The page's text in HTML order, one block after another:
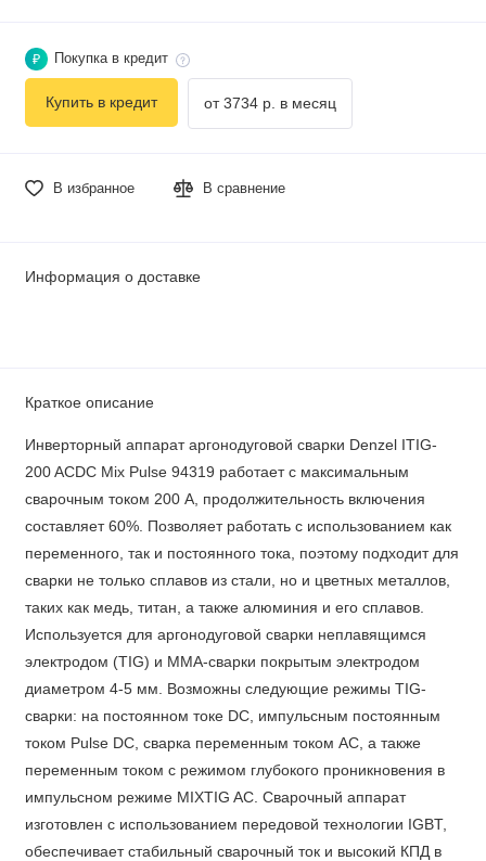
В избранное В сравнение
₽ Покупка в кредит
Купить в кредит от 3734 р. в месяц
Информация о доставке
Краткое описание
Инверторный аппарат аргонодуговой сварки Denzel ITIG-
200 ACDC Mix Pulse 94319 работает с максимальным
сварочным током 200 А, продолжительность включения
составляет 60%. Позволяет работать с использованием как
переменного, так и постоянного тока, поэтому подходит для
сварки не только сплавов из стали, но и цветных металлов,
таких как медь, титан, а также алюминия и его сплавов.
Используется для аргонодуговой сварки неплавящимся
электродом (TIG) и MMA-сварки покрытым электродом
диаметром 4-5 мм. Возможны следующие режимы TIG-
сварки: на постоянном токе DC, импульсным постоянным
током Pulse DC, сварка переменным током AC, а также
переменным током с режимом глубокого проникновения в
импульсном режиме MIXTIG AC. Сварочный аппарат
изготовлен с использованием передовой технологии IGBT,
обеспечивает стабильный сварочный ток и высокий КПД в